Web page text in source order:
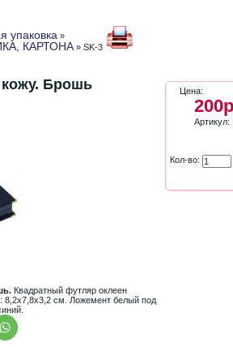
упаковка »
КАРТОНА » SK-3
Брошь
Квадратный футляр оклеен
8,2х7,8х3,2 см. Ложемент белый под
Цена:
Артикул:
Кол-во: